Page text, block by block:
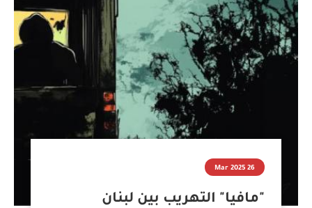
26 Mar 2025
"مافيا" التهريب بين لبنان